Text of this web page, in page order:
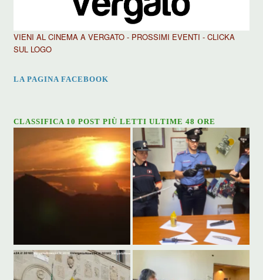
VIENI AL CINEMA A VERGATO - PROSSIMI EVENTI - CLICKA
SUL LOGO
LA PAGINA FACEBOOK
CLASSIFICA 10 POST PIÙ LETTI ULTIME 48 ORE